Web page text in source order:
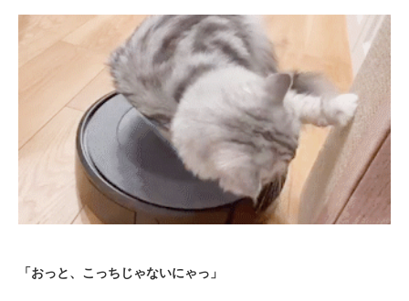
「おっと、こっちじゃないにゃっ」
PECOアプリをダウンロード済みの方
アプリで開く